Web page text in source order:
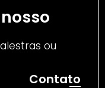
ou
Contato